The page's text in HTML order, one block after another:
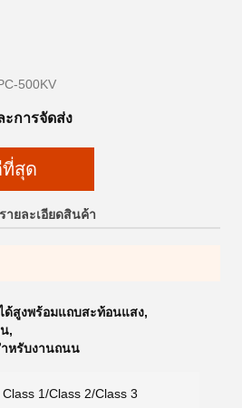
500KV
ะการจัดส่ง
สุด
รายละเอียดสินค้า
ด้สูงพร้อมแถบสะท้อนแสง,
,
หรับงานถนน
Class 1/Class 2/Class 3